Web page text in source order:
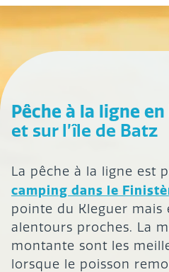
Pêche à la ligne
et sur l’île de Batz
La pêche à la ligne est
camping dans le
pointe du Kleguer mais
alentours proches. La
montante sont les
lorsque le poisson